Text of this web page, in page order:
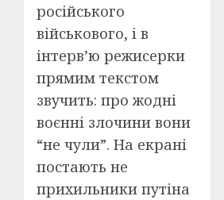
російського
військового, і в
інтерв’ю режисерки
прямим текстом
звучить: про жодні
воєнні злочини вони
“не чули”. На екрані
постають не
прихильники путіна